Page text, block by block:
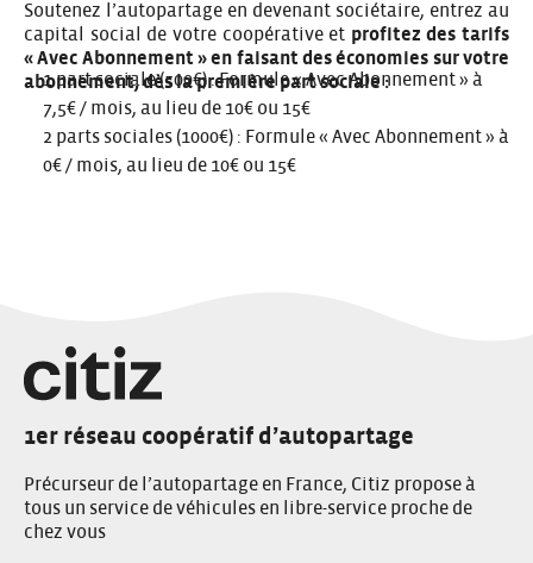
Soutenez l’autopartage en devenant sociétaire, entrez au
capital social de votre coopérative et profitez des tarifs
« Avec Abonnement » en faisant des économies sur votre
abonnement, dès la première part sociale :
1 part sociale (500€) : Formule « Avec Abonnement » à
7,5€ / mois, au lieu de 10€ ou 15€
2 parts sociales (1000€) : Formule « Avec Abonnement » à
0€ / mois, au lieu de 10€ ou 15€
1er réseau coopératif d’autopartage
Précurseur de l’autopartage en France, Citiz propose à
tous un service de véhicules en libre-service proche de
chez vous